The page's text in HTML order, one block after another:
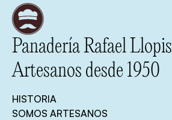
Panadería Rafael Llopis
Artesanos desde 1950
HISTORIA
SOMOS ARTESANOS